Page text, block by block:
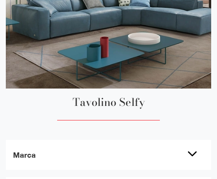
Marca
Tavolino Selfy